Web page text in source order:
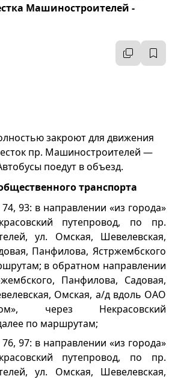
Машиностроителей -
закроют для движения
пр. Машиностроителей —
поедут в объезд.
транспорта
93: в направлении «из города»
путепровод, по пр.
ул. Омская, Шевелевская,
Панфилова, Ястржембского
в обратном направлении
Панфилова, Садовая,
Омская, а/д вдоль ОАО
через Некрасовский
по маршрутам;
97: в направлении «из города»
путепровод, по пр.
ул. Омская, Шевелевская,